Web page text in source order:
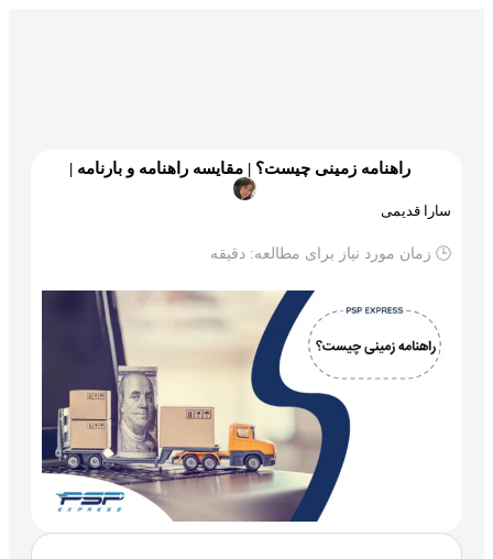
راهنامه زمینی چیست؟ | مقایسه راهنامه و بارنامه |
سارا قدیمی
🕒 زمان مورد نیاز برای مطالعه: دقیقه